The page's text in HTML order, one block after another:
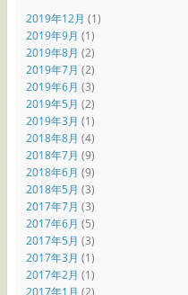
2019年12月 (1)
2019年9月 (1)
2019年8月 (2)
2019年7月 (2)
2019年6月 (3)
2019年5月 (2)
2019年3月 (1)
2018年8月 (4)
2018年7月 (9)
2018年6月 (9)
2018年5月 (3)
2017年7月 (3)
2017年6月 (5)
2017年5月 (3)
2017年3月 (1)
2017年2月 (1)
2017年1月 (2)